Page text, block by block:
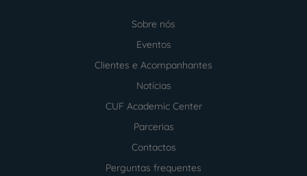
Sobre nós
Eventos
Clientes e Acompanhantes
Notícias
CUF Academic Center
Parcerias
Contactos
Perguntas frequentes